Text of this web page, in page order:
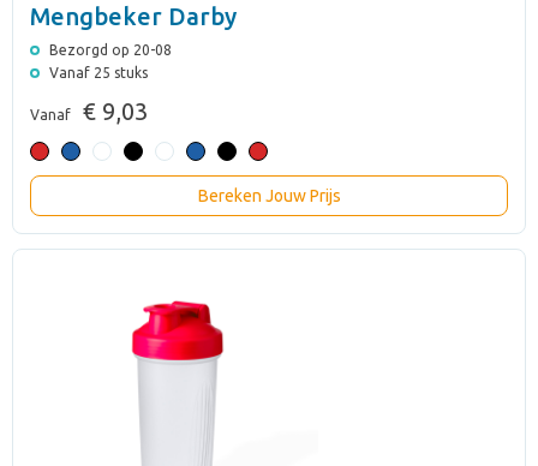
Mengbeker Darby
Bezorgd op 20-08
Vanaf 25 stuks
Vanaf € 9,03
Bereken Jouw Prijs